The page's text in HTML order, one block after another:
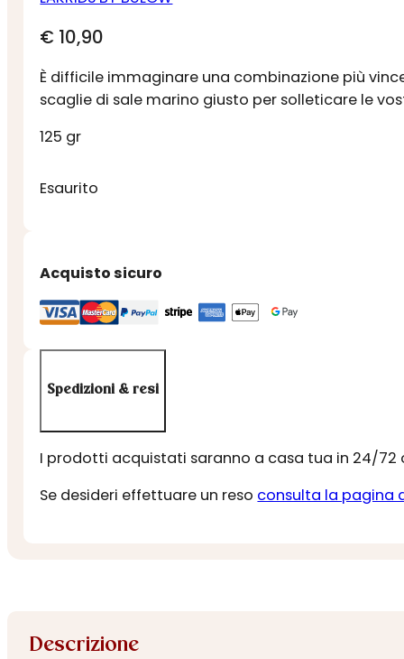
€ 10,90
È difficile immaginare una combinazione più
scaglie di sale marino giusto per solleticare le
125 gr
Esaurito
Acquisto sicuro
Spedizioni & resi
I prodotti acquistati saranno a casa tua in 24/72
Se desideri effettuare un reso consulta la pagina
Descrizione